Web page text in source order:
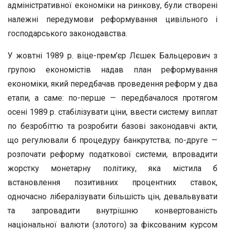
адміністративної економіки на ринкову, були створені
належні передумови реформування цивільного і
господарського законодавства.
У жовтні 1989 р. віце-прем’єр Лєшек Бальцерович з
групою економістів надав план реформування
економіки, який передбачав проведення реформ у два
етапи, а саме: по-перше — передбачалося протягом
осені 1989 р. стабілізувати ціни, ввести систему виплат
по безробіттю та розробити базові законодавчі акти,
що регулювали б процедуру банкрутства; по-друге —
розпочати реформу податкової системи, впровадити
жорстку монетарну політику, яка містила б
встановлення позитивних процентних ставок,
одночасно лібералізувати більшість цін, девальвувати
та запровадити внутрішню конвертованість
національної валюти (злотого) за фіксованим курсом